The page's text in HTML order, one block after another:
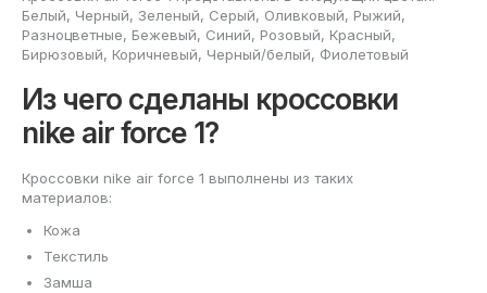
Белый, Черный, Зеленый, Серый, Оливковый, Рыжий,
Разноцветные, Бежевый, Синий, Розовый, Красный,
Бирюзовый, Коричневый, Черный/белый, Фиолетовый
Из чего сделаны кроссовки
nike air force 1?
Кроссовки nike air force 1 выполнены из таких
материалов:
Кожа
Текстиль
Замша